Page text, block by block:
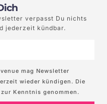
verpasst Du nichts
jederzeit kündbar.
mag Newsletter
wieder kündigen. Die
Kenntnis genommen.